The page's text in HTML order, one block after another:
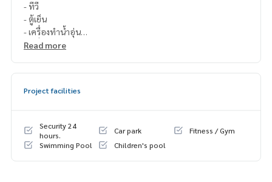
- ทีวี
- ตู้เย็น
- เครื่องทำน้ำอุ่น
- เครื่องซักผ้า
Read more
Project facilities
Security 24
hours.
Car park
Fitness / Gym
Swimming Pool
Children's pool